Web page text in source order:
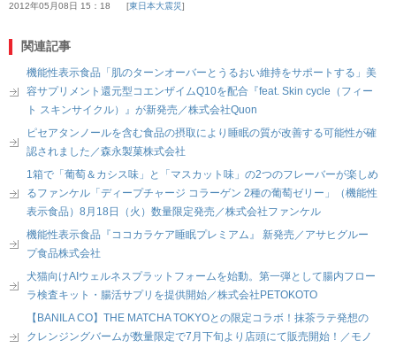
2012年05月08日 15：18 東日本大震災
関連記事
機能性表示食品「肌のターンオーバーとうるおい維持をサポートする」美
容サプリメント還元型コエンザイムQ10を配合『feat. Skin cycle（フィー
ト スキンサイクル）』が新発売／株式会社Quon
ピセアタンノールを含む食品の摂取により睡眠の質が改善する可能性が確
認されました／森永製菓株式会社
1箱で「葡萄＆カシス味」と「マスカット味」の2つのフレーバーが楽しめ
るファンケル「ディープチャージ コラーゲン 2種の葡萄ゼリー」（機能性
表示食品）8月18日（火）数量限定発売／株式会社ファンケル
機能性表示食品『ココカラケア睡眠プレミアム』 新発売／アサヒグルー
プ食品株式会社
犬猫向けAIウェルネスプラットフォームを始動。第一弾として腸内フロー
ラ検査キット・腸活サプリを提供開始／株式会社PETOKOTO
【BANILA CO】THE MATCHA TOKYOとの限定コラボ！抹茶ラテ発想の
クレンジングバームが数量限定で7月下旬より店頭にて販売開始！／モノ